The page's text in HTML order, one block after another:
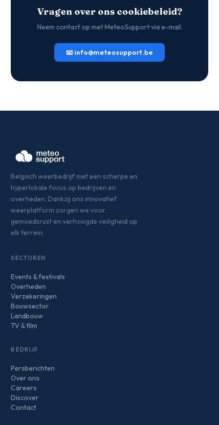
Vragen over ons cookiebeleid?
Neem contact op met MeteoSupport via e-mail.
📧 info@meteosupport.be
Belgisch weerbedrijf met een scherpe en
hyperlokale focus op bedrijven en
overheden. Dankzij ons innovatief
weerplatform zorgen we voor
gemoedsrust en verhoogde veiligheid op
elk terrein.
SECTOREN
Events & festivals
Overheden
Verzekeringen
Bouwsector
Landbouw
TV & film
BEDRIJF
Persberichten
Over ons
Careers
Discover
Contact